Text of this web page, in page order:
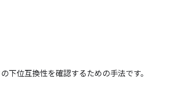
下位互換性を確認するための手法です。